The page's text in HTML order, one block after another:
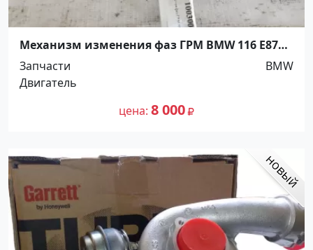
Механизм изменения фаз ГРМ BMW 116 E87
N45B16 Краснодар
Запчасти
BMW
Двигатель
цена 8 000